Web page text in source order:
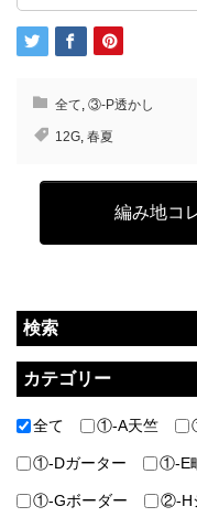
全て, ③-P透かし
12G, 春夏
編み地コ
検索
カテゴリー
全て ①-A天竺
①-Dガーター ①-E
①-Gボーダー ②-H